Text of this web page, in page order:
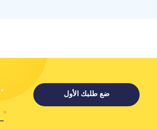
ضع طلبك الأول